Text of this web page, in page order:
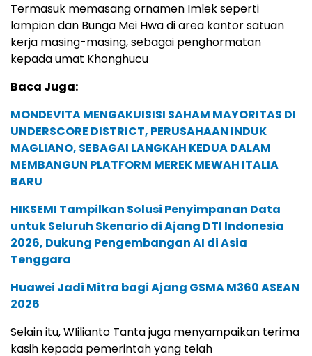
Termasuk memasang ornamen Imlek seperti
lampion dan Bunga Mei Hwa di area kantor satuan
kerja masing-masing, sebagai penghormatan
kepada umat Khonghucu
Baca Juga:
MONDEVITA MENGAKUISISI SAHAM MAYORITAS DI
UNDERSCORE DISTRICT, PERUSAHAAN INDUK
MAGLIANO, SEBAGAI LANGKAH KEDUA DALAM
MEMBANGUN PLATFORM MEREK MEWAH ITALIA
BARU
HIKSEMI Tampilkan Solusi Penyimpanan Data
untuk Seluruh Skenario di Ajang DTI Indonesia
2026, Dukung Pengembangan AI di Asia
Tenggara
Huawei Jadi Mitra bagi Ajang GSMA M360 ASEAN
2026
Selain itu, WIilianto Tanta juga menyampaikan terima
kasih kepada pemerintah yang telah